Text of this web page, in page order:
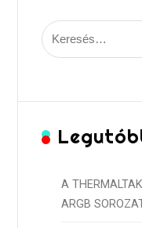
Keresés:
A
ARGB